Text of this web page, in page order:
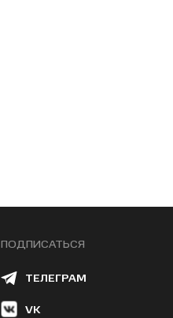
ПОДПИСАТЬСЯ
ТЕЛЕГРАМ
VK